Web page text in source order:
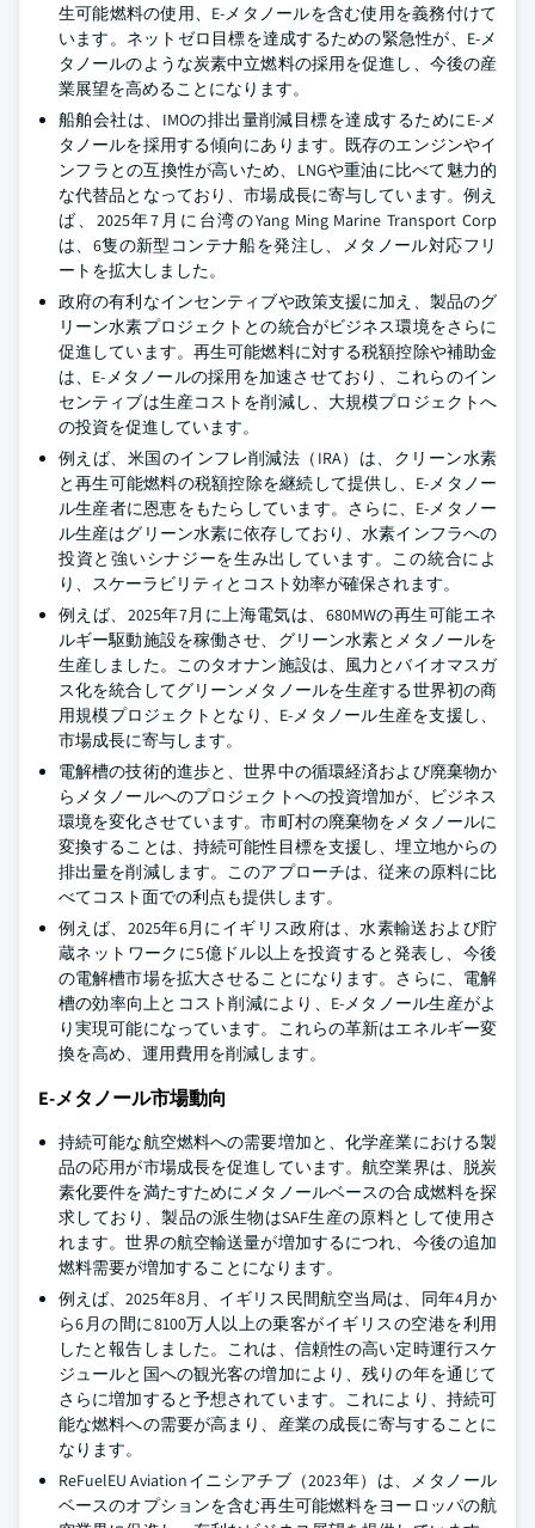
生可能燃料の使用、E-メタノールを含む使用を義務付けて
います。ネットゼロ目標を達成するための緊急性が、E-メ
タノールのような炭素中立燃料の採用を促進し、今後の産
業展望を高めることになります。
船舶会社は、IMOの排出量削減目標を達成するためにE-メ
タノールを採用する傾向にあります。既存のエンジンやイ
ンフラとの互換性が高いため、LNGや重油に比べて魅力的
な代替品となっており、市場成長に寄与しています。例え
ば、2025年7月に台湾のYang Ming Marine Transport Corp
は、6隻の新型コンテナ船を発注し、メタノール対応フリ
ートを拡大しました。
政府の有利なインセンティブや政策支援に加え、製品のグ
リーン水素プロジェクトとの統合がビジネス環境をさらに
促進しています。再生可能燃料に対する税額控除や補助金
は、E-メタノールの採用を加速させており、これらのイン
センティブは生産コストを削減し、大規模プロジェクトへ
の投資を促進しています。
例えば、米国のインフレ削減法（IRA）は、クリーン水素
と再生可能燃料の税額控除を継続して提供し、E-メタノー
ル生産者に恩恵をもたらしています。さらに、E-メタノー
ル生産はグリーン水素に依存しており、水素インフラへの
投資と強いシナジーを生み出しています。この統合によ
り、スケーラビリティとコスト効率が確保されます。
例えば、2025年7月に上海電気は、680MWの再生可能エネ
ルギー駆動施設を稼働させ、グリーン水素とメタノールを
生産しました。このタオナン施設は、風力とバイオマスガ
ス化を統合してグリーンメタノールを生産する世界初の商
用規模プロジェクトとなり、E-メタノール生産を支援し、
市場成長に寄与します。
電解槽の技術的進歩と、世界中の循環経済および廃棄物か
らメタノールへのプロジェクトへの投資増加が、ビジネス
環境を変化させています。市町村の廃棄物をメタノールに
変換することは、持続可能性目標を支援し、埋立地からの
排出量を削減します。このアプローチは、従来の原料に比
べてコスト面での利点も提供します。
例えば、2025年6月にイギリス政府は、水素輸送および貯
蔵ネットワークに5億ドル以上を投資すると発表し、今後
の電解槽市場を拡大させることになります。さらに、電解
槽の効率向上とコスト削減により、E-メタノール生産がよ
り実現可能になっています。これらの革新はエネルギー変
換を高め、運用費用を削減します。
E-メタノール市場動向
持続可能な航空燃料への需要増加と、化学産業における製
品の応用が市場成長を促進しています。航空業界は、脱炭
素化要件を満たすためにメタノールベースの合成燃料を探
求しており、製品の派生物はSAF生産の原料として使用さ
れます。世界の航空輸送量が増加するにつれ、今後の追加
燃料需要が増加することになります。
例えば、2025年8月、イギリス民間航空当局は、同年4月か
ら6月の間に8100万人以上の乗客がイギリスの空港を利用
したと報告しました。これは、信頼性の高い定時運行スケ
ジュールと国への観光客の増加により、残りの年を通じて
さらに増加すると予想されています。これにより、持続可
能な燃料への需要が高まり、産業の成長に寄与することに
なります。
ReFuelEU Aviationイニシアチブ（2023年）は、メタノール
ベースのオプションを含む再生可能燃料をヨーロッパの航